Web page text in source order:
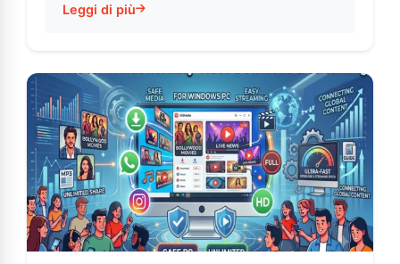
Leggi di più
about VidMate: Streaming e download di contenuti